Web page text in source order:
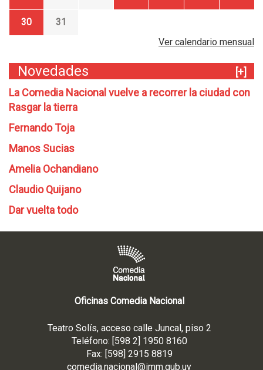
30
31
Ver calendario mensual
Novedades
[+]
La Comedia Nacional vuelve a recorrer la ciudad con
Rasgar la tierra
Fernando Toja
Manos Sucias
Amelia Ochandiano
Claudio Quijano
Dar vuelta todo
Oficinas Comedia Nacional
Teatro Solís, acceso calle Juncal, piso 2
Teléfono: [598 2] 1950 8160
Fax: [598] 2915 8819
comedia.nacional@imm.gub.uy